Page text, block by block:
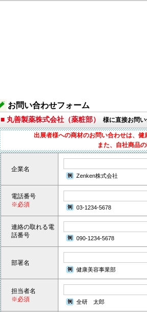
お問い合わせフォーム
■ 丸善製薬株式会社（薬粧部） 様に直接お問
出展者様への商材のお問い合わせは、健
また、自社商品
企業名
Zenken株式会社
電話番号
※必須
03-1234-5678
連絡の取れる電
話番号
090-1234-5678
部署名
健康美容事業部
担当者名
※必須
全研 太郎